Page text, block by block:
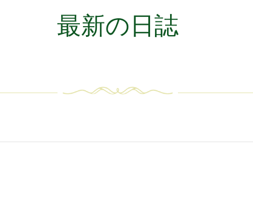
最新の日誌